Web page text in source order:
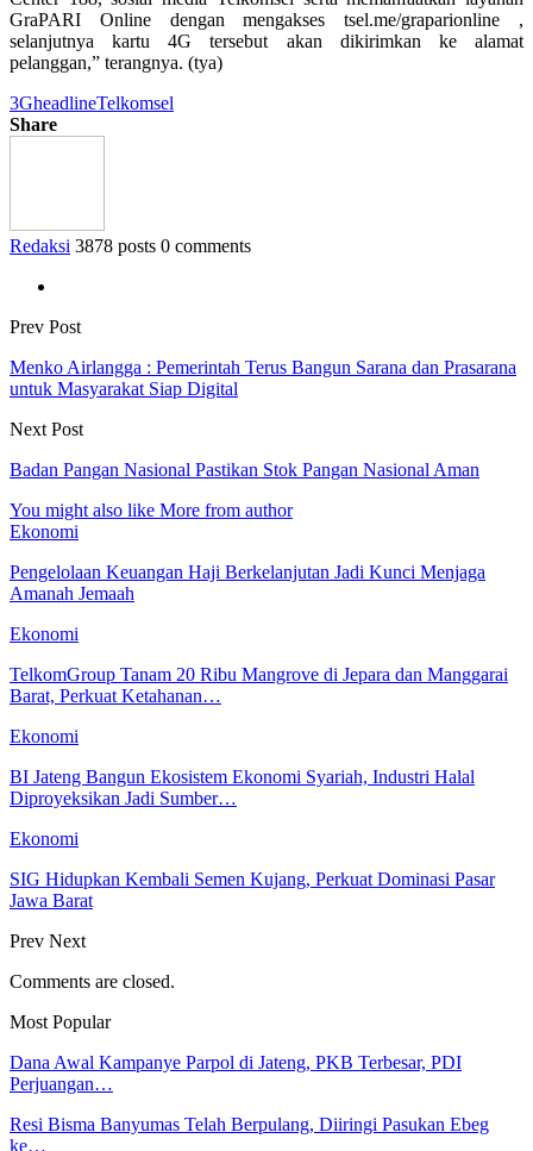
GraPARI Online dengan mengakses tsel.me/graparionline ,
selanjutnya kartu 4G tersebut akan dikirimkan ke alamat
pelanggan,” terangnya. (tya)
3GheadlineTelkomsel
Share
Redaksi 3878 posts 0 comments
Prev Post
Menko Airlangga : Pemerintah Terus Bangun Sarana dan Prasarana
untuk Masyarakat Siap Digital
Next Post
Badan Pangan Nasional Pastikan Stok Pangan Nasional Aman
You might also like More from author
Ekonomi
Pengelolaan Keuangan Haji Berkelanjutan Jadi Kunci Menjaga
Amanah Jemaah
Ekonomi
TelkomGroup Tanam 20 Ribu Mangrove di Jepara dan Manggarai
Barat, Perkuat Ketahanan…
Ekonomi
BI Jateng Bangun Ekosistem Ekonomi Syariah, Industri Halal
Diproyeksikan Jadi Sumber…
Ekonomi
SIG Hidupkan Kembali Semen Kujang, Perkuat Dominasi Pasar
Jawa Barat
Prev Next
Comments are closed.
Most Popular
Dana Awal Kampanye Parpol di Jateng, PKB Terbesar, PDI
Perjuangan…
Resi Bisma Banyumas Telah Berpulang, Diiringi Pasukan Ebeg
ke…